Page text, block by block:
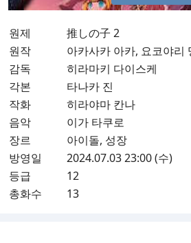
원제
推しの子 2
원작
아카사카 아카, 요코야리
감독
히라마키 다이스케
각본
타나카 진
작화
히라야마 칸나
음악
이가 타쿠로
장르
아이돌, 성장
방영일
2024.07.03 23:00 (수)
등급
12
총화수
13